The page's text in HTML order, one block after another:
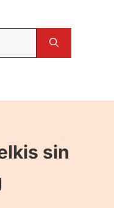
sin